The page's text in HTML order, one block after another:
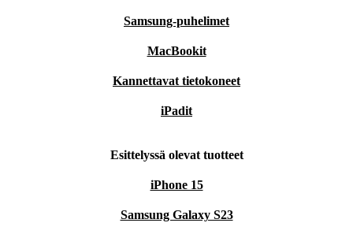
Samsung-puhelimet
MacBookit
Kannettavat tietokoneet
iPadit
Esittelyssä olevat tuotteet
iPhone 15
Samsung Galaxy S23